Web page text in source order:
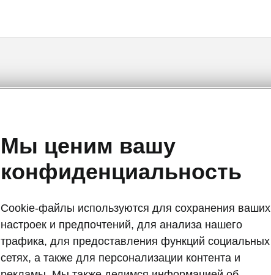
Язык
Мы ценим вашу
конфиденциальность
Cookie-файлы используются для сохранения ваших
настроек и предпочтений, для анализа нашего
трафика, для предоставления функций социальных
сетях, а также для персонализации контента и